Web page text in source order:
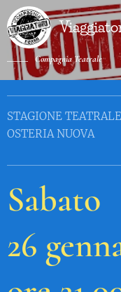
Compagnia Teatrale
STAGIONE
OSTERIA NUOVA
Sabato
26